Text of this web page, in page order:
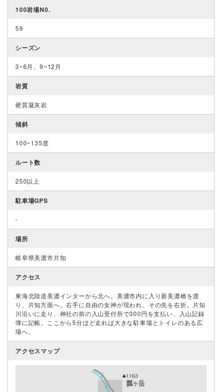
100岩場N0.
59
シーズン
3~6月、9~12月
岩質
硬質凝灰岩
傾斜
100~135度
ルート数
250以上
駐車場GPS
-
場所
岐阜県美濃市片知
アクセス
東海北陸道美濃インターから北へ。美濃市内に入り新美濃橋を渡
り、片知方面へ。右手に自由の女神が現われ、その先を右折。片知
川沿いに走り、神社の前の入山受付所で300円を支払い、入山記録
簿に記帳。ここから5分ほど走れば大きな駐車場とトイレのある広
場へ。
アクセスマップ